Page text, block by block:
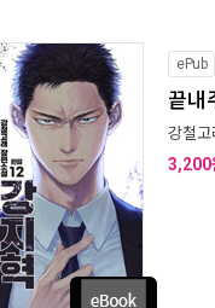
ePub
끝내
강철고
3,200